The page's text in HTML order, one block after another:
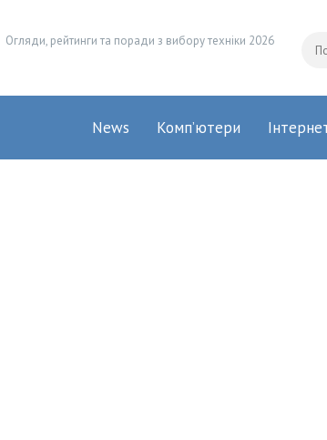
Огляди, рейтинги та поради з вибору техніки 2026
News Комп’ютери